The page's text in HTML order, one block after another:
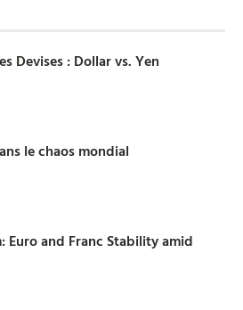
Devises : Dollar vs. Yen
le chaos mondial
Euro and Franc Stability amid